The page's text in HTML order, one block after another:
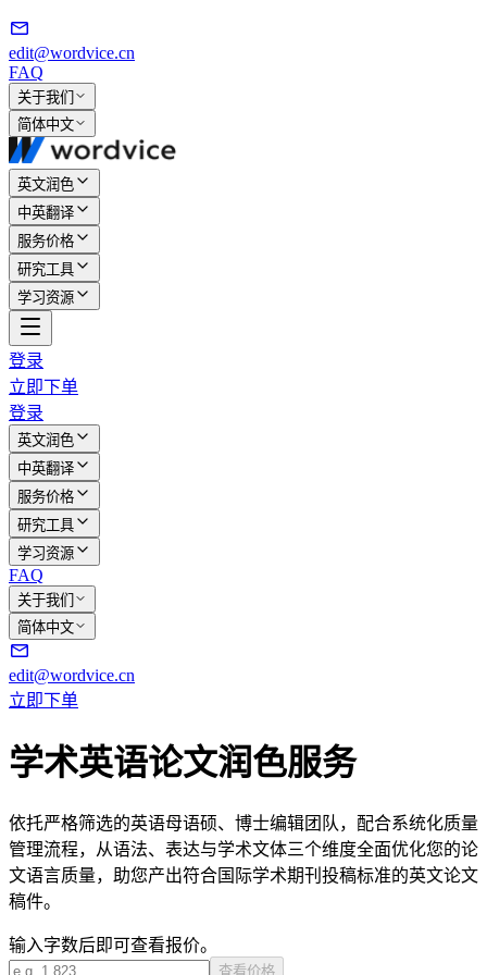
edit@wordvice.cn
FAQ
关于我们
简体中文
英文润色
中英翻译
服务价格
研究工具
学习资源
登录
立即下单
登录
英文润色
中英翻译
服务价格
研究工具
学习资源
FAQ
关于我们
简体中文
edit@wordvice.cn
立即下单
学术英语论文润色服务
依托严格筛选的英语母语硕、博士编辑团队，配合系统化质量
管理流程，从语法、表达与学术文体三个维度全面优化您的论
文语言质量，助您产出符合国际学术期刊投稿标准的英文论文
稿件。
输入字数后即可查看报价。
查看价格